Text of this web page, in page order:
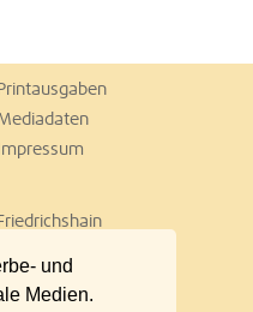
und
Medien.
Printausgaben
Impressum
Friedrichshain